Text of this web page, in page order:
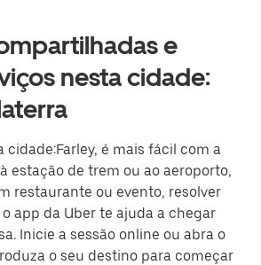
e
nesta cidade:
cidade:Farley, é mais fácil com a
estação de trem ou ao aeroporto,
restaurante ou evento, resolver
app da Uber te ajuda a chegar
Inicie a sessão online ou abra o
o seu destino para começar